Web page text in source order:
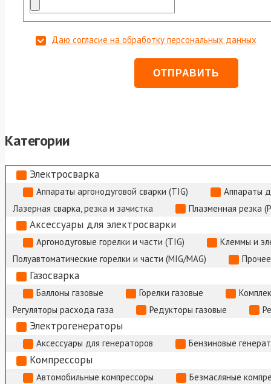
Даю согласие на обработку персональных данных
Категории
Электросварка
Аппараты аргонодуговой сварки (TIG)
Аппараты
Лазерная сварка, резка и зачистка
Плазменная резка
Аксессуары для электросварки
Аргонодуговые горелки и части (TIG)
Клеммы и
Полуавтоматические горелки и части (MIG/MAG)
Газосварка
Баллоны газовые Горелки газовые
Регуляторы расхода газа
Редукторы газовые
Электрогенераторы
Аксессуары для генераторов Бензиновые
Компрессоры
Автомобильные компрессоры
Безмасляные